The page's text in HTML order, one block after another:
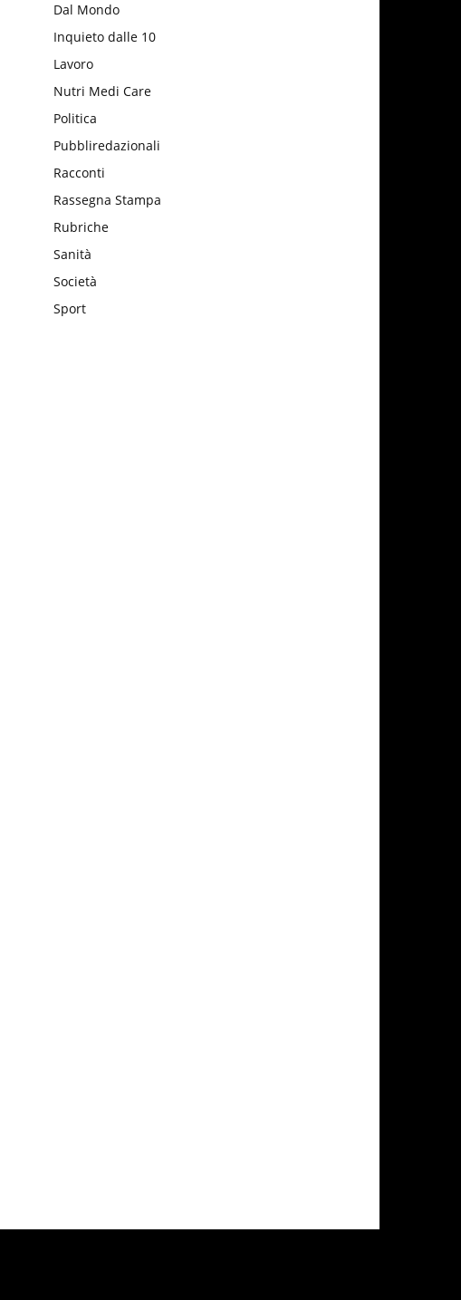
Dal Mondo
Inquieto dalle 10
Lavoro
Nutri Medi Care
Politica
Pubbliredazionali
Racconti
Rassegna Stampa
Rubriche
Sanità
Società
Sport